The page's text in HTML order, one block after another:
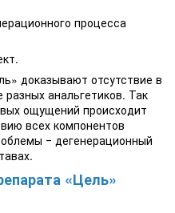
процесса
доказывают отсутствие в
анальгетиков. Так
ощущений происходит
всех компонентов
‒ дегенерационный
«Цель»